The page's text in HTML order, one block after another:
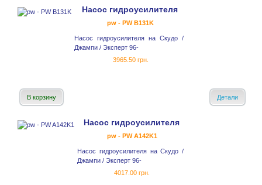
Насос гидроусилителя
pw - PW B131K
Насос гидроусилителя на Скудо /
Джампи / Эксперт 96-
3965.50 грн.
В корзину Детали
Насос гидроусилителя
pw - PW A142K1
Насос гидроусилителя на Скудо /
Джампи / Эксперт 96-
4017.00 грн.